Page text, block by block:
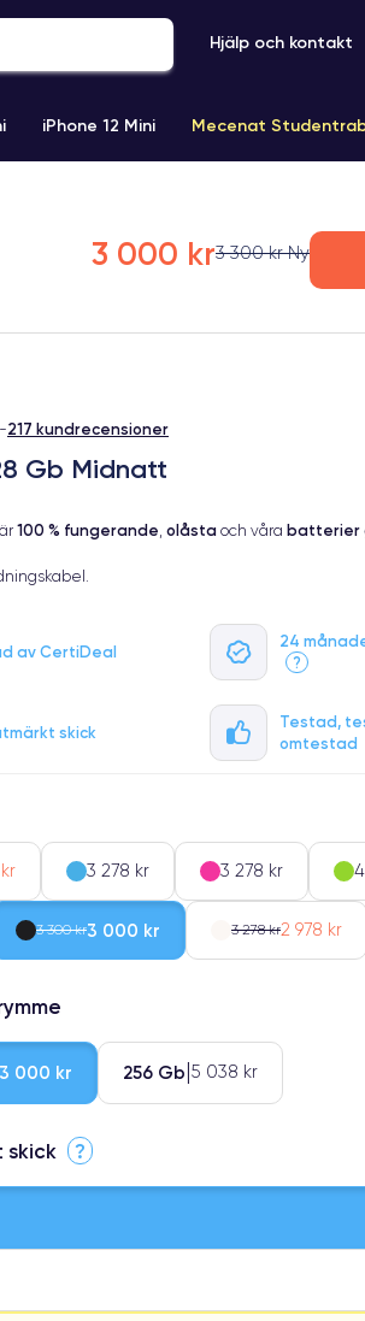
Hjälp och kontakt
iPhone 12 Mini Mecenat
3 000 kr3 300 kr Ny
-217 kundrecensioner
Gb Midnatt
100 % fungerande olåsta och våra batterier
av CertiDeal
24
?
skick
Testad,
omtestad
3 278 kr 3 278 kr
3 300 kr3 000 kr 3 278 kr2 978 kr
3 000 kr 256 Gb 5 038 kr
skick ?